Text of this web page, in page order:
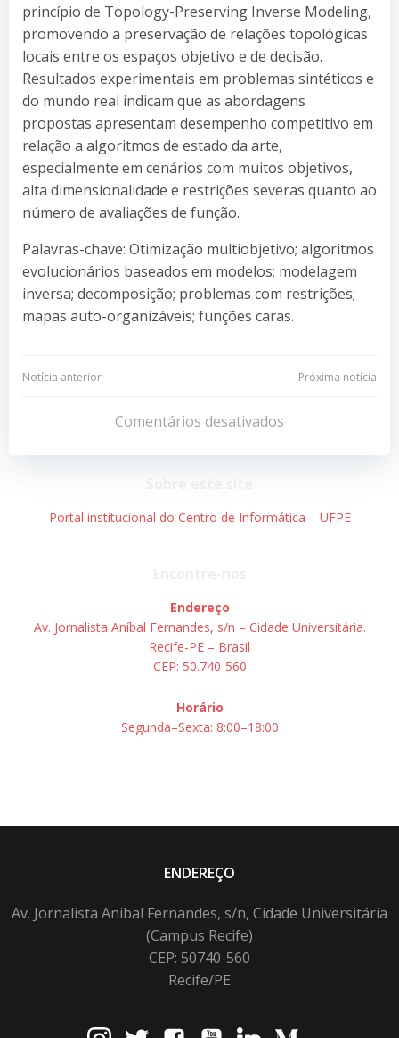
princípio de Topology-Preserving Inverse Modeling,
promovendo a preservação de relações topológicas
locais entre os espaços objetivo e de decisão.
Resultados experimentais em problemas sintéticos e
do mundo real indicam que as abordagens
propostas apresentam desempenho competitivo em
relação a algoritmos de estado da arte,
especialmente em cenários com muitos objetivos,
alta dimensionalidade e restrições severas quanto ao
número de avaliações de função.
Palavras-chave: Otimização multiobjetivo; algoritmos
evolucionários baseados em modelos; modelagem
inversa; decomposição; problemas com restrições;
mapas auto-organizáveis; funções caras.
Navegação
Post
Notícia anterior
Navegação
de
Post
Próxima notícia
Comentários desativados
Portal institucional do Centro de Informática – UFPE
Endereço
Av. Jornalista Aníbal Fernandes, s/n – Cidade Universitária.
Recife-PE – Brasil
CEP: 50.740-560
Horário
Segunda–Sexta: 8:00–18:00
ENDEREÇO
Av. Jornalista Anibal Fernandes, s/n, Cidade Universitária
(Campus Recife)
CEP: 50740-560
Recife/PE